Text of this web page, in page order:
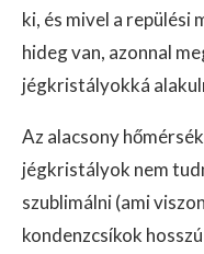
ki, és mivel a repülési
hideg van, azonnal
jégkristályokká
Az alacsony
jégkristályok nem
szublimálni (ami
kondenzcsíkok